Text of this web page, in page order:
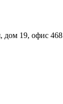
дом 19, офис 468